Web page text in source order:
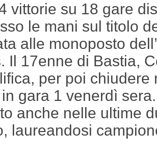
vittorie su 18 gare
le mani sul titolo
alle monoposto
Il 17enne di Bastia,
per poi chiudere
gara 1 venerdì
anche nelle ultime
laureandosi